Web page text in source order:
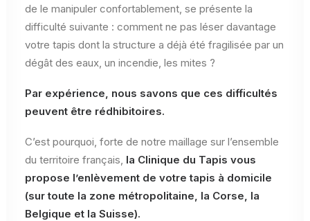
de le manipuler confortablement, se présente la
difficulté suivante : comment ne pas léser davantage
votre tapis dont la structure a déjà été fragilisée par un
dégât des eaux, un incendie, les mites ?
Par expérience, nous savons que ces difficultés
peuvent être rédhibitoires.
C’est pourquoi, forte de notre maillage sur l’ensemble
du territoire français, la Clinique du Tapis vous
propose l’enlèvement de votre tapis à domicile
(sur toute la zone métropolitaine, la Corse, la
Belgique et la Suisse).